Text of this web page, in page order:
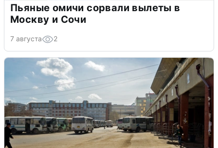
Пьяные омичи сорвали вылеты в
Москву и Сочи
7 августа 2